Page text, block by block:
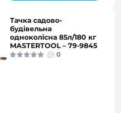
Тачка садово-
будівельна
одноколісна 85л/180 кг
MASTERTOOL – 79-9845
0